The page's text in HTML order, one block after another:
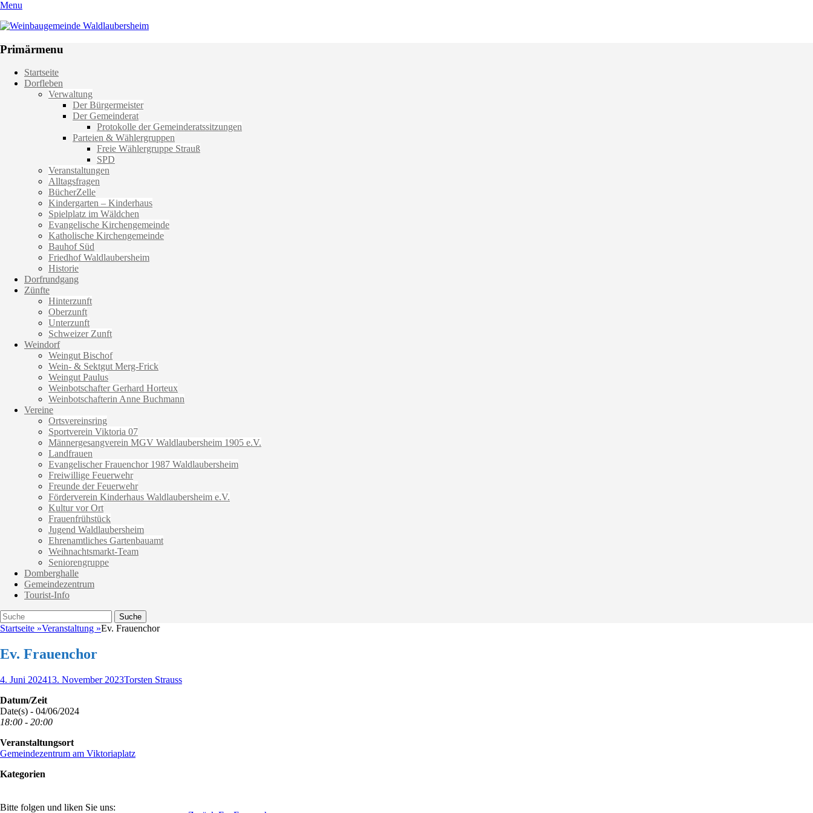
Menu
Weinbaugemeinde Waldlaubersheim
Primärmenu
Weiter
zum
Startseite
Dorfleben
Verwaltung
Der Bürgermeister
Der Gemeinderat
Protokolle der Gemeinderatssitzungen
Parteien & Wählergruppen
Freie Wählergruppe Strauß
SPD
Veranstaltungen
Alltagsfragen
BücherZelle
Kindergarten – Kinderhaus
Spielplatz im Wäldchen
Evangelische Kirchengemeinde
Katholische Kirchengemeinde
Bauhof Süd
Friedhof Waldlaubersheim
Historie
Dorfrundgang
Zünfte
Hinterzunft
Oberzunft
Unterzunft
Schweizer Zunft
Weindorf
Weingut Bischof
Wein- & Sektgut Merg-Frick
Weingut Paulus
Weinbotschafter Gerhard Horteux
Weinbotschafterin Anne Buchmann
Vereine
Ortsvereinsring
Sportverein Viktoria 07
Männergesangverein MGV Waldlaubersheim 1905 e.V.
Landfrauen
Evangelischer Frauenchor 1987 Waldlaubersheim
Freiwillige Feuerwehr
Freunde der Feuerwehr
Förderverein Kinderhaus Waldlaubersheim e.V.
Kultur vor Ort
Frauenfrühstück
Jugend Waldlaubersheim
Ehrenamtliches Gartenbauamt
Weihnachtsmarkt-Team
Seniorengruppe
Domberghalle
Gemeindezentrum
Tourist-Info
Suche
Suche
nach:
Startseite »Veranstaltung »Ev. Frauenchor
Ev. Frauenchor
Veröffentlicht
4. Juni 202413. November 2023Autor
Torsten Strauss
Datum/Zeit
Date(s) - 04/06/2024
18:00 - 20:00
Veranstaltungsort
Gemeindezentrum am Viktoriaplatz
Kategorien
Bitte folgen und liken Sie uns: